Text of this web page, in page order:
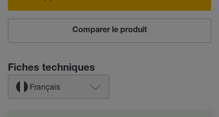
Comparer le produit
Fiches techniques
Français